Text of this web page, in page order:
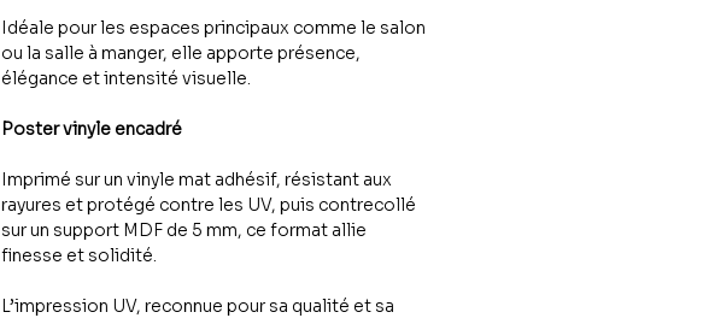
Idéale pour les espaces principaux comme le salon
ou la salle à manger, elle apporte présence,
élégance et intensité visuelle.
Poster vinyle encadré
Imprimé sur un vinyle mat adhésif, résistant aux
rayures et protégé contre les UV, puis contrecollé
sur un support MDF de 5 mm, ce format allie
finesse et solidité.
L’impression UV, reconnue pour sa qualité et sa